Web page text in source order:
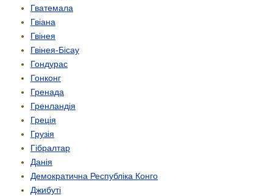
Гватемала
Гвіана
Гвінея
Гвінея-Бісау
Гондурас
Гонконг
Гренада
Гренландія
Греція
Грузія
Гібралтар
Данія
Демократична Республіка Конго
Джибуті